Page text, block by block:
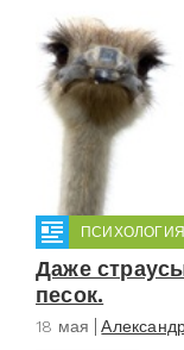
ПСИХОЛОГИЯ
Даже
песок.
18 мая